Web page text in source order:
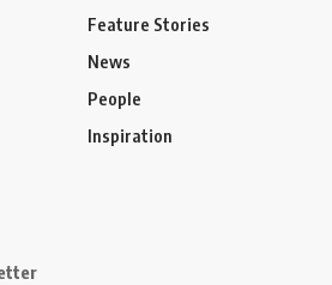
Feature Stories
News
People
Inspiration